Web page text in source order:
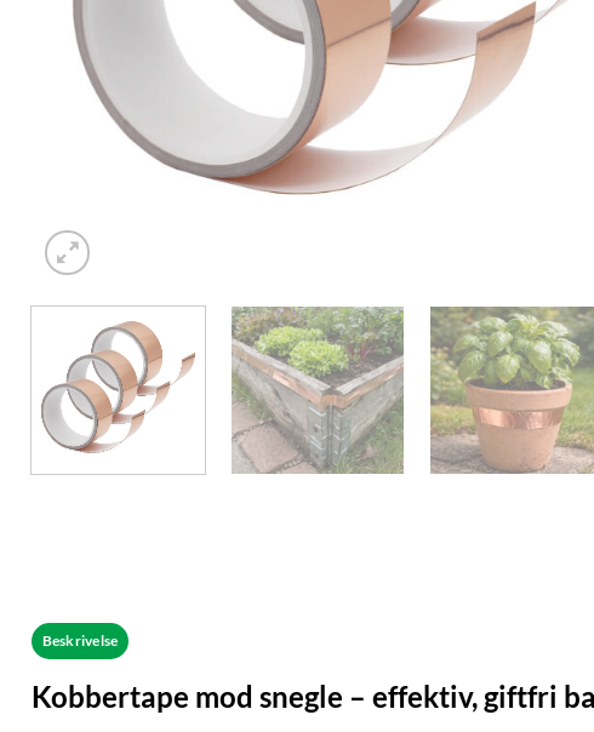
Beskrivelse
Kobbertape mod snegle – effektiv, giftfri